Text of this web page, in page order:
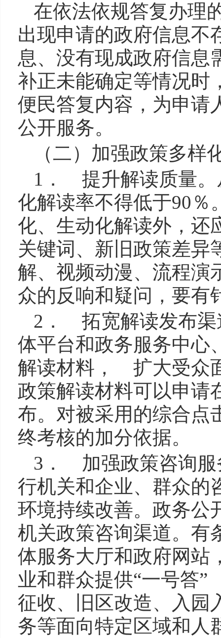
在依法依规答复办理
出现申请的政府信息不
息、没有现成政府信息
补正未能确定等情况时
便民答复内容，为申请
公开服务。
（二）加强政策多样
1． 提升解读质量。
化解读率不得低于90％
化、生动化解读外，还
关键词、新旧政策差异
解、视频动漫、流程演
众的反响和疑问，要有
2． 拓宽解读发布渠
体平台和政务服务中心
解读材料， 扩大受众
政策解读材料可以申请
布。对被采用的综合点
终考核的加分依据。
3． 加强政策咨询服
行机关和企业、群众的
环境持续改善。政务公
机关政策咨询渠道。有
体服务大厅和政府网站
业和群众提供“一号答
征收、旧区改造、入园
务等面向特定区域和人